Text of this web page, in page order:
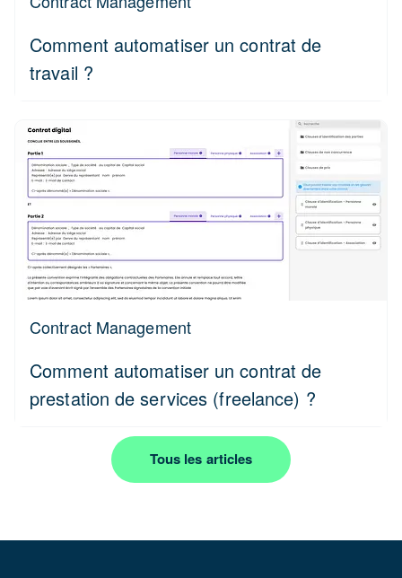
Comment automatiser un contrat de
travail ?
Contract Management
Comment automatiser un contrat de
prestation de services (freelance) ?
Tous les articles